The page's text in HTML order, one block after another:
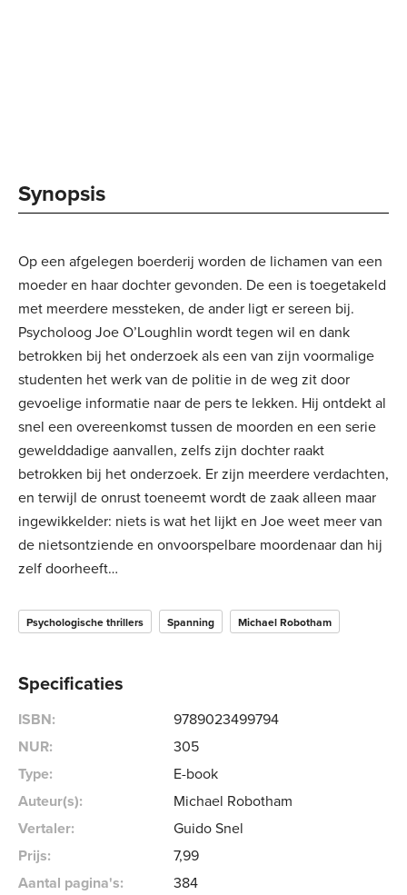
Synopsis
Op een afgelegen boerderij worden de lichamen van een
moeder en haar dochter gevonden. De een is toegetakeld
met meerdere messteken, de ander ligt er sereen bij.
Psycholoog Joe O’Loughlin wordt tegen wil en dank
betrokken bij het onderzoek als een van zijn voormalige
studenten het werk van de politie in de weg zit door
gevoelige informatie naar de pers te lekken. Hij ontdekt al
snel een overeenkomst tussen de moorden en een serie
gewelddadige aanvallen, zelfs zijn dochter raakt
betrokken bij het onderzoek. Er zijn meerdere verdachten,
en terwijl de onrust toeneemt wordt de zaak alleen maar
ingewikkelder: niets is wat het lijkt en Joe weet meer van
de nietsontziende en onvoorspelbare moordenaar dan hij
zelf doorheeft…
Psychologische thrillers Spanning Michael Robotham
Specificaties
ISBN:
9789023499794
NUR:
305
Type:
E-book
Auteur(s):
Michael Robotham
Vertaler:
Guido Snel
Prijs:
7,99
Aantal pagina's:
384